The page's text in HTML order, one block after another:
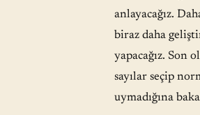
anlayacağız.
biraz daha
yapacağız. Son
sayılar seçip
uymadığına